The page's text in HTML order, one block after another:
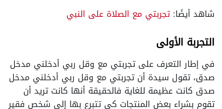
شاهد أيضًا:تجربتي مع الصلاة على النبي
التجربة الأولى
في إطار التعرف على تجربتي مع وقل ربي أدخلني مدخل
صدق، تقول سيدة أن تجربتي مع وقل ربي أدخلني مدخل
صدق كانت عظيمة للغاية فالحقيقة أنها كانت تريد أن
تقوم بشراء بعض المنتجات كي تتبرع بها إلى شخص فقير